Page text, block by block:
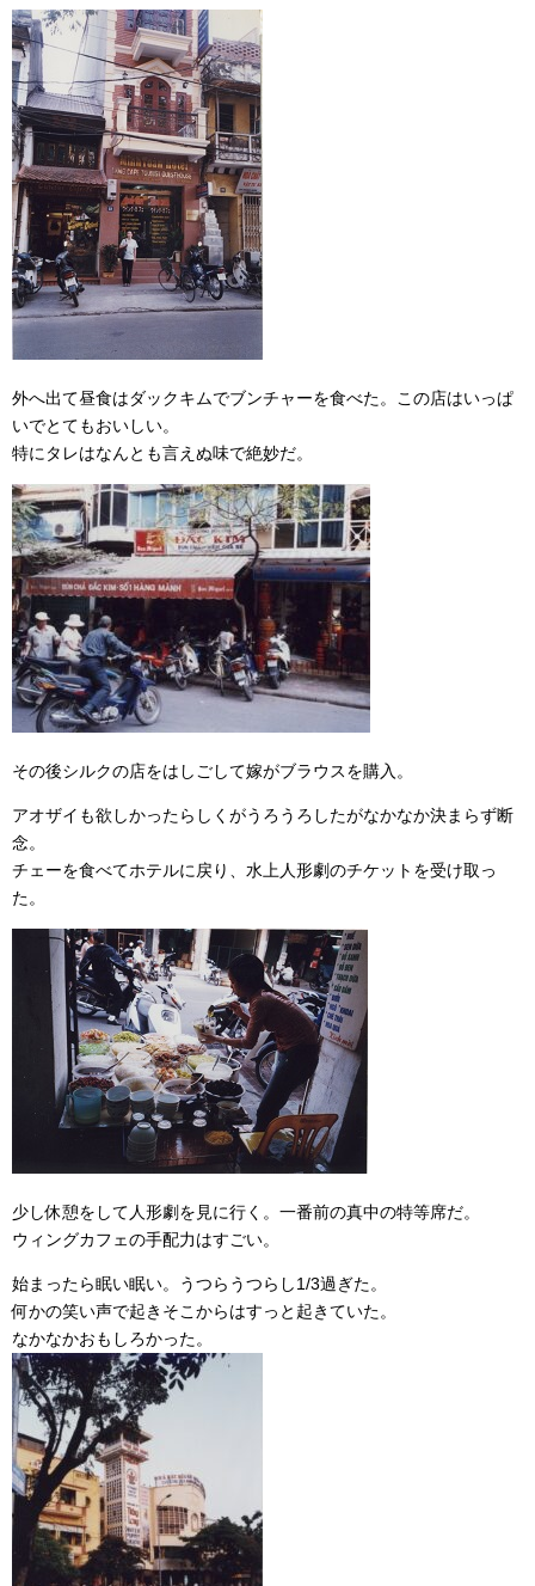
外へ出て昼食はダックキムでブンチャーを食べた。この店はいっぱ
いでとてもおいしい。
特にタレはなんとも言えぬ味で絶妙だ。
その後シルクの店をはしごして嫁がブラウスを購入。
アオザイも欲しかったらしくがうろうろしたがなかなか決まらず断
念。
チェーを食べてホテルに戻り、水上人形劇のチケットを受け取っ
た。
少し休憩をして人形劇を見に行く。一番前の真中の特等席だ。
ウィングカフェの手配力はすごい。
始まったら眠い眠い。うつらうつらし1/3過ぎた。
何かの笑い声で起きそこからはすっと起きていた。
なかなかおもしろかった。